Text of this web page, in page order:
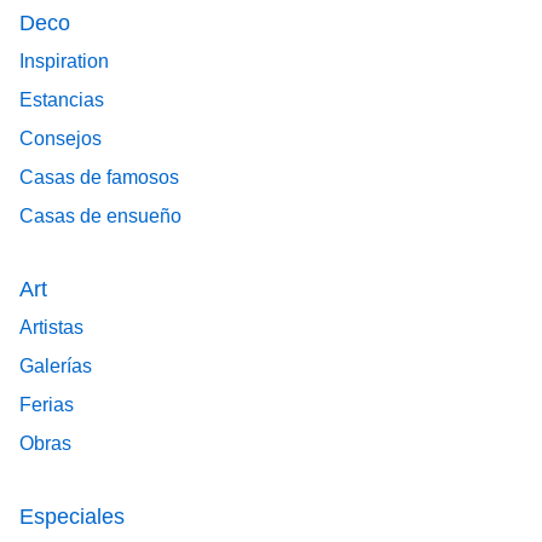
Deco
Inspiration
Estancias
Consejos
Casas de famosos
Casas de ensueño
Art
Artistas
Galerías
Ferias
Obras
Especiales